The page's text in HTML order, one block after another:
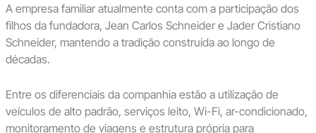
A empresa familiar atualmente conta com a participação dos
filhos da fundadora, Jean Carlos Schneider e Jader Cristiano
Schneider, mantendo a tradição construída ao longo de
décadas.
Entre os diferenciais da companhia estão a utilização de
veículos de alto padrão, serviços leito, Wi-Fi, ar-condicionado,
monitoramento de viagens e estrutura própria para